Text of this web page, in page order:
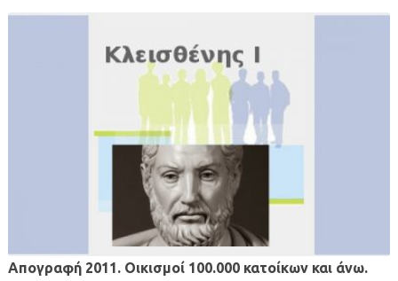
Απογραφή 2011. Οικισμοί 100.000 κατοίκων και άνω.